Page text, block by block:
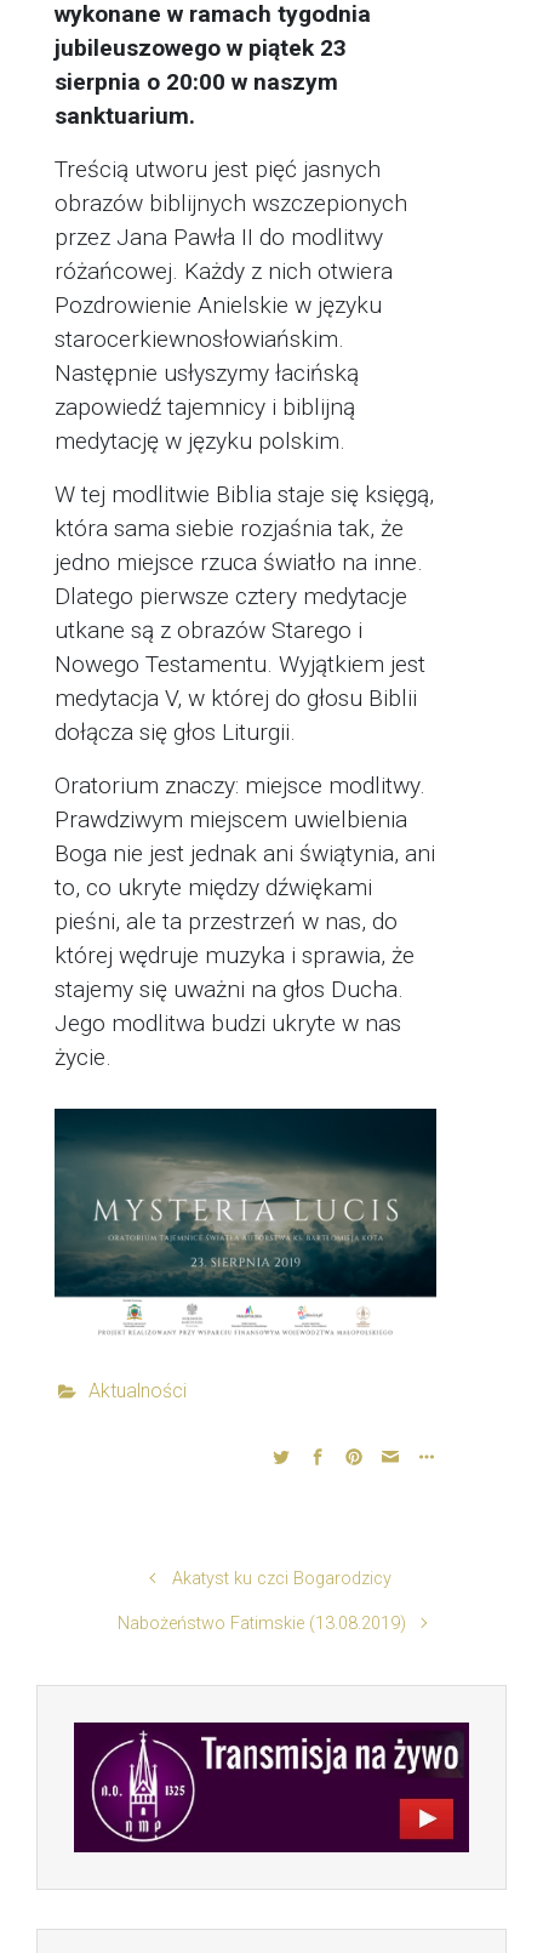
wykonane w ramach tygodnia
jubileuszowego w piątek 23
sierpnia o 20:00 w naszym
sanktuarium.
Treścią utworu jest pięć jasnych
obrazów biblijnych wszczepionych
przez Jana Pawła II do modlitwy
różańcowej. Każdy z nich otwiera
Pozdrowienie Anielskie w języku
starocerkiewnosłowiańskim.
Następnie usłyszymy łacińską
zapowiedź tajemnicy i biblijną
medytację w języku polskim.
W tej modlitwie Biblia staje się księgą,
która sama siebie rozjaśnia tak, że
jedno miejsce rzuca światło na inne.
Dlatego pierwsze cztery medytacje
utkane są z obrazów Starego i
Nowego Testamentu. Wyjątkiem jest
medytacja V, w której do głosu Biblii
dołącza się głos Liturgii.
Oratorium znaczy: miejsce modlitwy.
Prawdziwym miejscem uwielbienia
Boga nie jest jednak ani świątynia, ani
to, co ukryte między dźwiękami
pieśni, ale ta przestrzeń w nas, do
której wędruje muzyka i sprawia, że
stajemy się uważni na głos Ducha.
Jego modlitwa budzi ukryte w nas
życie.
Aktualności
Akatyst ku czci Bogarodzicy
Nabożeństwo Fatimskie (13.08.2019)